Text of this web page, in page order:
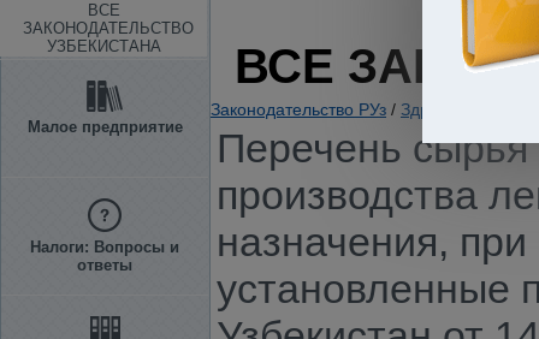
ВСЕ
ЗАКОНОДАТЕЛЬСТВО
УЗБЕКИСТАНА
Малое предприятие
Налоги: Вопросы и
ответы
ВСЕ
Законодательство РУз /
Перечень
производства
назначения,
установленные